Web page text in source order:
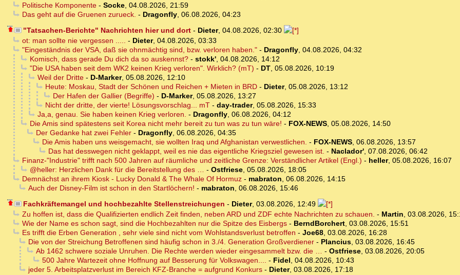
Politische Komponente- Socke, 04.08.2026, 21:59
Das geht auf die Gruenen zurueck. - Dragonfly, 06.08.2026, 04:23
"Tatsachen-Berichte" Nachrichten hier und dort- Dieter, 04.08.2026, 02:30
ot: man sollte nie vergessen ..... - Dieter, 04.08.2026, 03:33
"Eingeständnis der VSA, daß sie ohnmächtig sind, bzw. verloren haben."- Dragonfly, 04.08.2026, 04:32
Komisch, dass gerade Du dich da so auskennst?- stokk', 04.08.2026, 14:12
"Die USA haben seit dem WK2 keinen Krieg verloren". Wirklich? (mT) - DT, 05.08.2026, 10:19
Weil der Dritte- D-Marker, 05.08.2026, 12:10
Heute: Moskau, Stadt der Schönen und Reichen + Mieten in BRD- Dieter, 05.08.2026, 13:12
Der Hafen der Gallier (Begriffe) - D-Marker, 05.08.2026, 13:27
Nicht der dritte, der vierte! Lösungsvorschlag... mT- day-trader, 05.08.2026, 15:33
Ja,a, genau. Sie haben keinen Krieg verloren. - Dragonfly, 06.08.2026, 04:12
Die Amis sind spätestens seit Korea nicht mehr bereit zu tun was zu tun wäre! - FOX-NEWS, 05.08.2026, 14:50
Der Gedanke hat zwei Fehler- Dragonfly, 06.08.2026, 04:35
Die Amis haben uns weisgemacht, sie wollten Iraq und Afghanistan verwestlichen. - FOX-NEWS, 06.08.2026, 13:57
Das hat desswegen nicht geklappt, weil es nie das eigentliche Kriegsziel gewesen ist. - Naclador', 07.08.2026, 06:42
Finanz-"Industrie" trifft nach 500 Jahren auf räumliche und zeitliche Grenze: Verständlicher Artikel (Engl.) - heller, 05.08.2026, 16:07
@heller: Herzlichen Dank für die Bereitstellung des … - Ostfriese, 05.08.2026, 18:05
Demnächst an ihrem Kiosk - Lucky Donald & The Whale Of Hormuz- mabraton, 06.08.2026, 14:15
Auch der Disney-Film ist schon in den Startlöchern! - mabraton, 06.08.2026, 15:46
Fachkräftemangel und hochbezahlte Stellenstreichungen - Dieter, 03.08.2026, 12:49
Zu hoffen ist, dass die Qualifizierten endlich Zeit finden, neben ARD und ZDF echte Nachrichten zu schauen. - Martin, 03.08.2026,
Wie der Name es schon sagt, sind die Hochbezahlten nur die Spitze des Eisbergs- BerndBorchert, 03.08.2026, 15:51
Es trifft die Erben Generation , sehr viele sind nicht vom Wohlstandsverlust betroffen - Joe68, 03.08.2026, 16:28
Die von der Streichung Betroffenen sind häufig schon in 3./4. Generation Großverdiener- Plancius, 03.08.2026, 16:45
Ab 1462 schwere soziale Unruhen. Die Rechte werden wieder eingesammelt bzw. die … - Ostfriese, 03.08.2026, 20:05
500 Jahre Wartezeit ohne Hoffnung auf Besserung für Volkswagen.... - Fidel, 04.08.2026, 10:43
jeder 5. Arbeitsplatzverlust im Bereich KFZ-Branche = aufgrund Konkurs- Dieter, 03.08.2026, 17:18